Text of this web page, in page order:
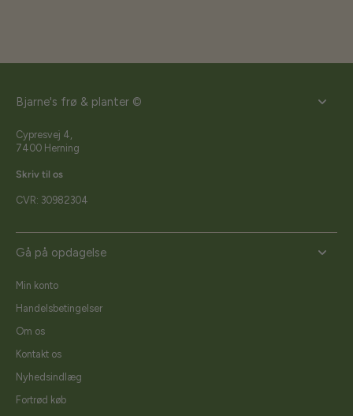
Bjarne's frø & planter ©
Cypresvej 4,
7400 Herning
Skriv til os
CVR: 30982304
Gå på opdagelse
Min konto
Handelsbetingelser
Om os
Kontakt os
Nyhedsindlæg
Fortrød køb